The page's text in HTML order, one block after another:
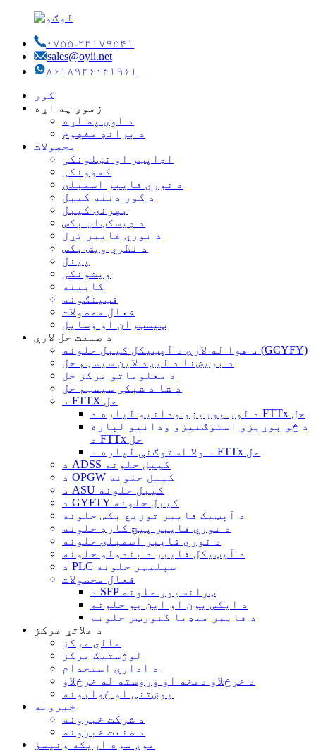
۰۷۵۵-۲۳۱۷۹۵۴۱
sales@oyii.net
۸۶۱۸۹۲۶۰۴۱۹۶۱
کور
زموږ په اړه
د اوی په اړه
د برانډ مفهوم
محصولات
اډاپټر او نښلونکی
کموونکی
د نوري فایبر اسمبلۍ
د کور دننه کیبل
بهرنۍ کیبل
د ډیسکټاپ بکس
د نوري فایبر تړل
د نظري ویش بکس
پینل
ویشونکی
کابینه
فټینګونه
فعال محصولات
ټیسټران او وسایل
د صنعت حل لارې
د هوا له لارې د آپټیکل کیبل حلونه (GCYFY)
د بریښنا د لیږد لاین سیسټم حل
د معلوماتو مرکز حل
د شا د شبکې سیسټم حل
د FTTX حل
د لوړ پوړیزو ودانیو لپاره د FTTx حل
د څو پوړیزو استوګنیزو ودانیو لپاره
د FTTx حل
د ولا استوګنې لپاره د FTTx حل
د ADSS کیبل حلونه
د OPGW کیبل حلونه
د ASU کیبل حلونه
د GYFTY کیبل حلونه
د آپټیک فایبر توزیع بکس حلونه
د نوري فایبر پیچ کارډ حلونه
د نوري فایبر اسمبلۍ حلونه
د آپټیکل فایبر د بندولو حلونه
د PLC سپلیټر حلونه
فعال محصولات
د SFP ټرانسیور حلونه
د ایکس پون او این یو حلونه
د فایبر میډیا کنورټر حلونه
د ملاتړ مرکز
مالي مرکز
لوژستیک مرکز
د ادارې استخدام
د خرڅلاو دمخه او وروسته له خرڅلاو
پوښتنې او ځوابونه
خبرونه
د شرکت خبرونه
د صنعت خبرونه
موږ سره اړیکه ونیسئ